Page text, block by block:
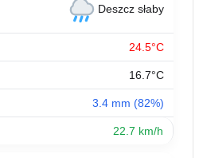
Deszcz słaby
24.5°C
16.7°C
3.4 mm (82%)
22.7 km/h